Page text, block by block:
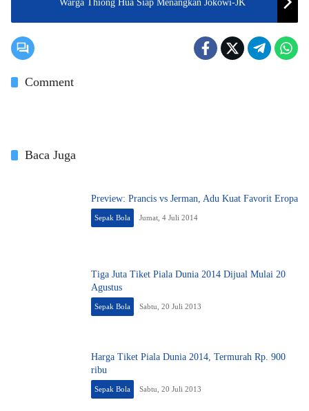
Warga Thiong Hua Siap Menangkan Jokowi-JK
Comment
Baca Juga
Preview: Prancis vs Jerman, Adu Kuat Favorit Eropa
Sepak Bola Jumat, 4 Juli 2014
Tiga Juta Tiket Piala Dunia 2014 Dijual Mulai 20
Agustus
Sepak Bola Sabtu, 20 Juli 2013
Harga Tiket Piala Dunia 2014, Termurah Rp. 900
ribu
Sepak Bola Sabtu, 20 Juli 2013